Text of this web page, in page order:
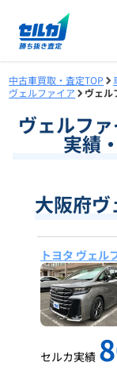
中古車買取・査定TOP
ヴェルファイア
ヴェル
ヴェルフ
実績
大阪府
トヨタ ヴェル
セルカ実績